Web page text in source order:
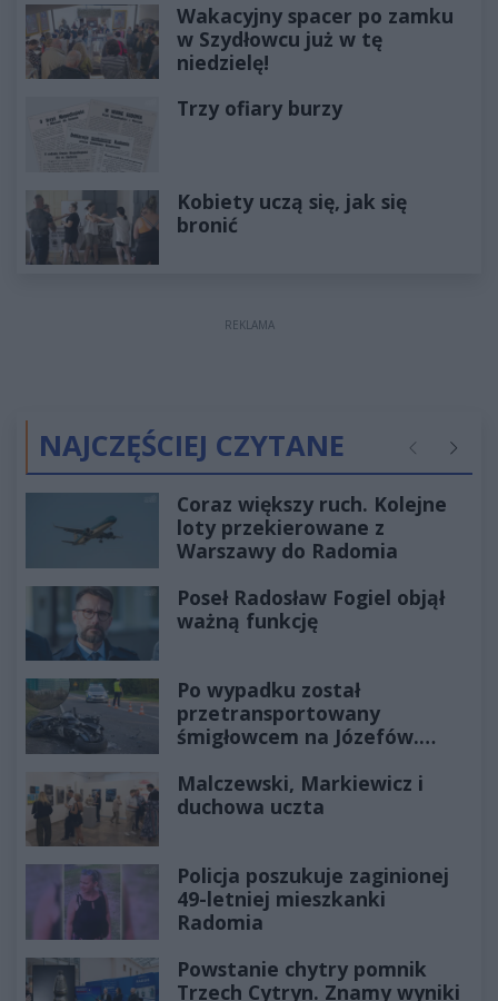
Wakacyjny spacer po zamku
w Szydłowcu już w tę
niedzielę!
Trzy ofiary burzy
Kobiety uczą się, jak się
bronić
REKLAMA
NAJCZĘŚCIEJ CZYTANE Poprzednie
Coraz większy ruch. Kolejne
loty przekierowane z
Warszawy do Radomia
Poseł Radosław Fogiel objął
ważną funkcję
Po wypadku został
przetransportowany
śmigłowcem na Józefów.
Malczewski, Markiewicz i
duchowa uczta
Policja poszukuje zaginionej
49-letniej mieszkanki
Radomia
Powstanie chytry pomnik
Trzech Cytryn. Znamy wyniki